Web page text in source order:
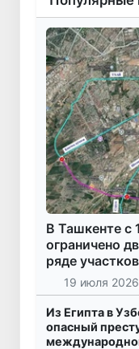
В Ташкенте с
ограничено
ряде
19 июля
Из Египта в
опасный